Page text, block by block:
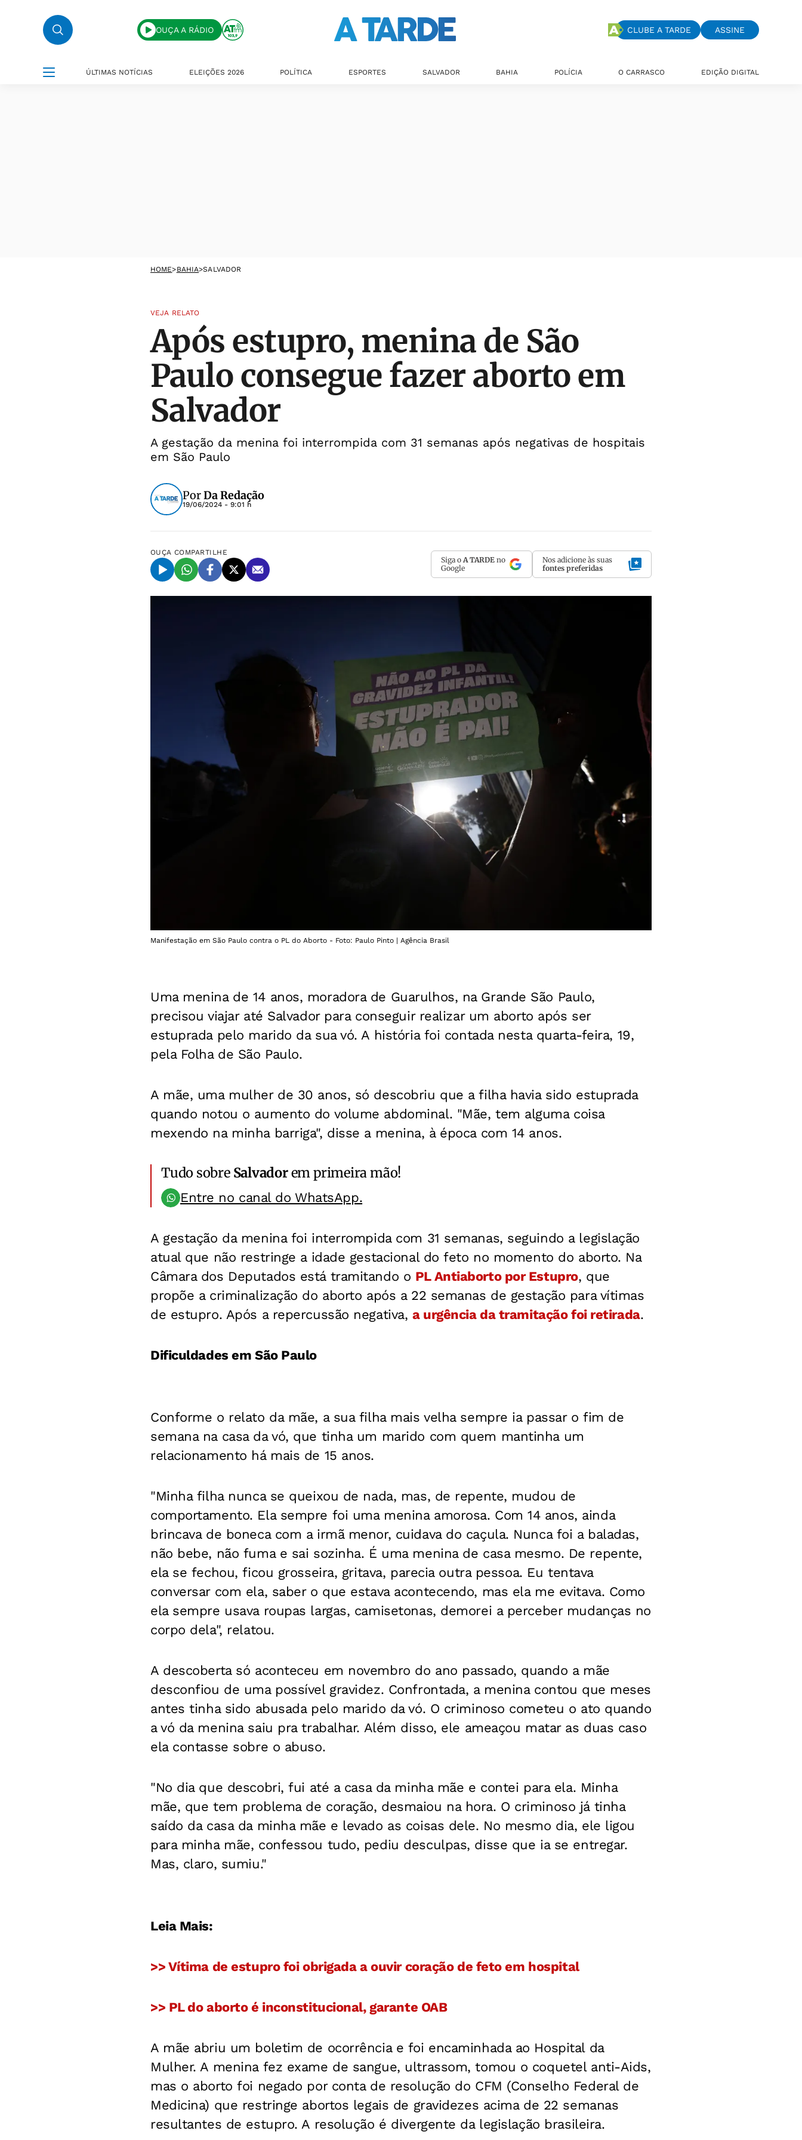
OUÇA A RÁDIO CLUBE A TARDE ASSINE
ÚLTIMAS NOTÍCIAS ELEIÇÕES 2026 POLÍTICA ESPORTES SALVADOR BAHIA POLÍCIA O CARRASCO EDIÇÃO DIGITAL
HOME>BAHIA>SALVADOR
VEJA RELATO
Após estupro, menina de São
Paulo consegue fazer aborto em
Salvador
A gestação da menina foi interrompida com 31 semanas após negativas de hospitais
em São Paulo
PorDa Redação
19/06/2024 - 9:01 h
OUÇA COMPARTILHE
Siga o A TARDE no
Google
Nos adicione às suas
fontes preferidas
Manifestação em São Paulo contra o PL do Aborto - Foto: Paulo Pinto | Agência Brasil
Uma menina de 14 anos, moradora de Guarulhos, na Grande São Paulo,
precisou viajar até Salvador para conseguir realizar um aborto após ser
estuprada pelo marido da sua vó. A história foi contada nesta quarta-feira, 19,
pela Folha de São Paulo.
A mãe, uma mulher de 30 anos, só descobriu que a filha havia sido estuprada
quando notou o aumento do volume abdominal. "Mãe, tem alguma coisa
mexendo na minha barriga", disse a menina, à época com 14 anos.
Tudo sobre Salvadorem primeira mão!
Entre no canal do WhatsApp.
A gestação da menina foi interrompida com 31 semanas, seguindo a legislação
atual que não restringe a idade gestacional do feto no momento do aborto. Na
Câmara dos Deputados está tramitando o PL Antiaborto por Estupro, que
propõe a criminalização do aborto após a 22 semanas de gestação para vítimas
de estupro. Após a repercussão negativa, a urgência da tramitação foi retirada.
Dificuldades em São Paulo
Conforme o relato da mãe, a sua filha mais velha sempre ia passar o fim de
semana na casa da vó, que tinha um marido com quem mantinha um
relacionamento há mais de 15 anos.
"Minha filha nunca se queixou de nada, mas, de repente, mudou de
comportamento. Ela sempre foi uma menina amorosa. Com 14 anos, ainda
brincava de boneca com a irmã menor, cuidava do caçula. Nunca foi a baladas,
não bebe, não fuma e sai sozinha. É uma menina de casa mesmo. De repente,
ela se fechou, ficou grosseira, gritava, parecia outra pessoa. Eu tentava
conversar com ela, saber o que estava acontecendo, mas ela me evitava. Como
ela sempre usava roupas largas, camisetonas, demorei a perceber mudanças no
corpo dela", relatou.
A descoberta só aconteceu em novembro do ano passado, quando a mãe
desconfiou de uma possível gravidez. Confrontada, a menina contou que meses
antes tinha sido abusada pelo marido da vó. O criminoso cometeu o ato quando
a vó da menina saiu pra trabalhar. Além disso, ele ameaçou matar as duas caso
ela contasse sobre o abuso.
"No dia que descobri, fui até a casa da minha mãe e contei para ela. Minha
mãe, que tem problema de coração, desmaiou na hora. O criminoso já tinha
saído da casa da minha mãe e levado as coisas dele. No mesmo dia, ele ligou
para minha mãe, confessou tudo, pediu desculpas, disse que ia se entregar.
Mas, claro, sumiu."
Leia Mais:
>> Vítima de estupro foi obrigada a ouvir coração de feto em hospital
>> PL do aborto é inconstitucional, garante OAB
A mãe abriu um boletim de ocorrência e foi encaminhada ao Hospital da
Mulher. A menina fez exame de sangue, ultrassom, tomou o coquetel anti-Aids,
mas o aborto foi negado por conta de resolução do CFM (Conselho Federal de
Medicina) que restringe abortos legais de gravidezes acima de 22 semanas
resultantes de estupro. A resolução é divergente da legislação brasileira.